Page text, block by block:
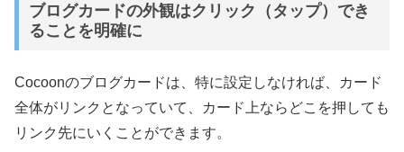
ブログカードの外観はクリック（タップ）でき
ることを明確に
Cocoonのブログカードは、特に設定しなければ、カード
全体がリンクとなっていて、カード上ならどこを押しても
リンク先にいくことができます。